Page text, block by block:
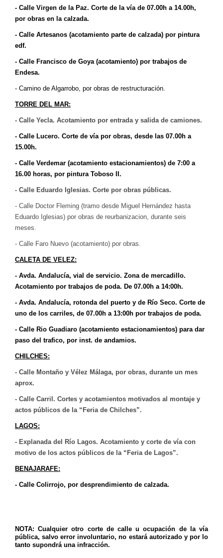
- Calle Virgen de la Paz. Corte de la vía de 07.00h a 14.00h,
por obras en la calzada.
- Calle Artesanos (acotamiento parte de calzada) por pintura
edf.
- Calle Francisco de Goya(acotamiento) por trabajos de
Endesa.
- Camino de Algarrobo, por obras de restructuración.
TORRE DEL MAR:
- Calle Yecla. Acotamiento por entrada y salida de camiones.
- Calle Lucero. Corte de vía por obras, desde las 07.00h a
15.00h.
- Calle Verdemar (acotamiento estacionamientos) de 7:00 a
16.00 horas, por pintura Toboso II.
- Calle Eduardo Iglesias. Corte por obras públicas.
- Calle Doctor Fleming (tramo desde Miguel Hernández hasta
Eduardo Iglesias) por obras de reurbanizacion, durante seis
meses.
- Calle Faro Nuevo (acotamiento) por obras.
CALETA DE VELEZ:
- Avda. Andalucía, vial de servicio. Zona de mercadillo.
Acotamiento por trabajos de poda. De 07.00h a 14:00h.
- Avda. Andalucía, rotonda del puerto y de Río Seco. Corte de
uno de los carriles, de 07.00h a 13:00h por trabajos de poda.
- Calle Rio Guadiaro (acotamiento estacionamientos) para dar
paso del trafico, por inst. de andamios.
CHILCHES:
- Calle Montaño y Vélez Málaga, por obras, durante un mes
aprox.
- Calle Carril. Cortes y acotamientos motivados al montaje y
actos públicos de la “Feria de Chilches”.
LAGOS:
- Explanada del Río Lagos. Acotamiento y corte de vía con
motivo de los actos públicos de la “Feria de Lagos”.
BENAJARAFE:
- Calle Colirrojo, por desprendimiento de calzada.
NOTA: Cualquier otro corte de calle u ocupación de la vía
pública, salvo error involuntario, no estará autorizado y por lo
tanto supondrá una infracción.